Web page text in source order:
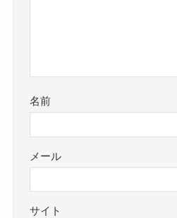
名前
メール
サイト